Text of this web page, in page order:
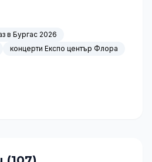
в Бургас 2026
концерти Експо център Флора